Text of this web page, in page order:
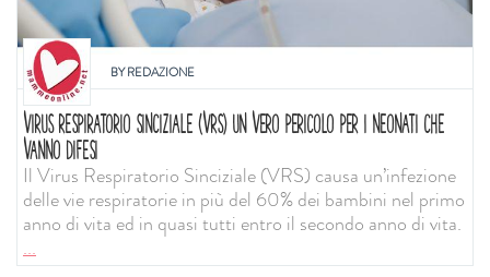
BYREDAZIONE
VIRUS RESPIRATORIO SINCIZIALE (VRS) UN VERO PERICOLO PER I NEONATI CHE
VANNO DIFESI
Il Virus Respiratorio Sinciziale (VRS) causa un’infezione
delle vie respiratorie in più del 60% dei bambini nel primo
anno di vita ed in quasi tutti entro il secondo anno di vita.
...